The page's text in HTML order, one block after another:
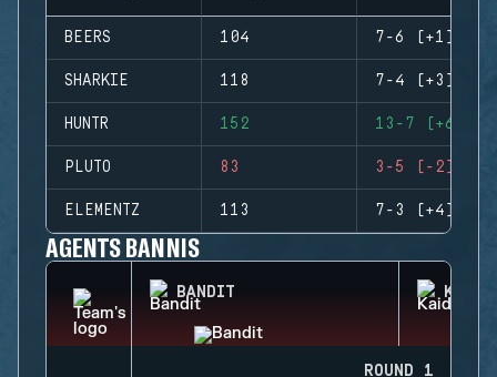
BEERS 104 7-6 (+1)
SHARKIE 118 7-4 (+3)
HUNTR 152 13-7 (+6)
PLUTO 83 3-5 (-2)
ELEMENTZ 113 7-3 (+4)
AGENTS BANNIS
BANDIT KAID
ROUND 1